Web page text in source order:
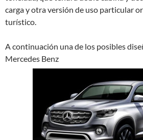
carga y otra versión de uso particular
turístico.
A continuación una de los posibles
Mercedes Benz